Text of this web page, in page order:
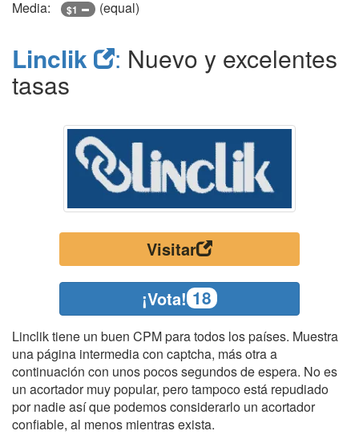
Media: $1 (equal)
Linclik : Nuevo y excelentes
tasas
Visitar
¡Vota! 18
Linclik tiene un buen CPM para todos los países. Muestra
una página intermedia con captcha, más otra a
continuación con unos pocos segundos de espera. No es
un acortador muy popular, pero tampoco está repudiado
por nadie así que podemos considerarlo un acortador
confiable, al menos mientras exista.